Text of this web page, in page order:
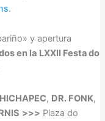
.
y apertura
en la LXXII Festa do
, DR. FONK,
>>> Plaza do